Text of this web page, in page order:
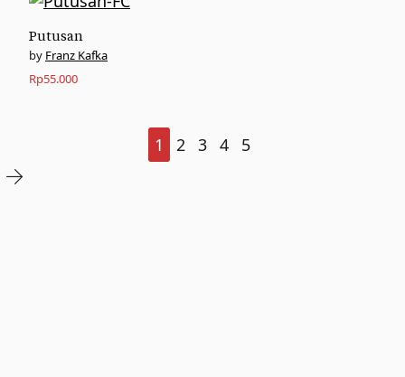
Putusan
Franz Kafka
Rp55.000
1 2 3 4 5